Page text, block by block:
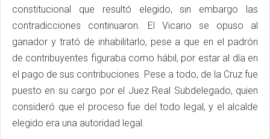
constitucional que resultó elegido, sin embargo las
contradicciones continuaron. El Vicario se opuso al
ganador y trató de inhabilitarlo, pese a que en el padrón
de contribuyentes figuraba como hábil, por estar al día en
el pago de sus contribuciones. Pese a todo, de la Cruz fue
puesto en su cargo por el Juez Real Subdelegado, quien
consideró que el proceso fue del todo legal, y el alcalde
elegido era una autoridad legal.